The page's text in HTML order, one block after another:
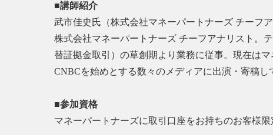
■講師紹介
武市佳史氏（株式会社マネーパートナーズ チーフア
株式会社マネーパートナーズ チーフアナリスト。
替証拠金取引）の草創期より業務に従事。現在は
CNBCを始めとする数々のメディアに出演・寄稿し
■参加資格
マネーパートナーズに取引口座をお持ちのお客様限